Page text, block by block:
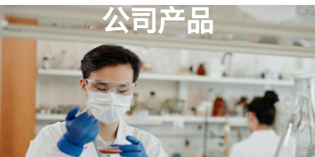
公司产品